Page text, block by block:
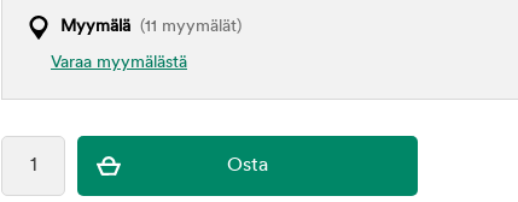
Myymälä (11 myymälät)
Varaa myymälästä